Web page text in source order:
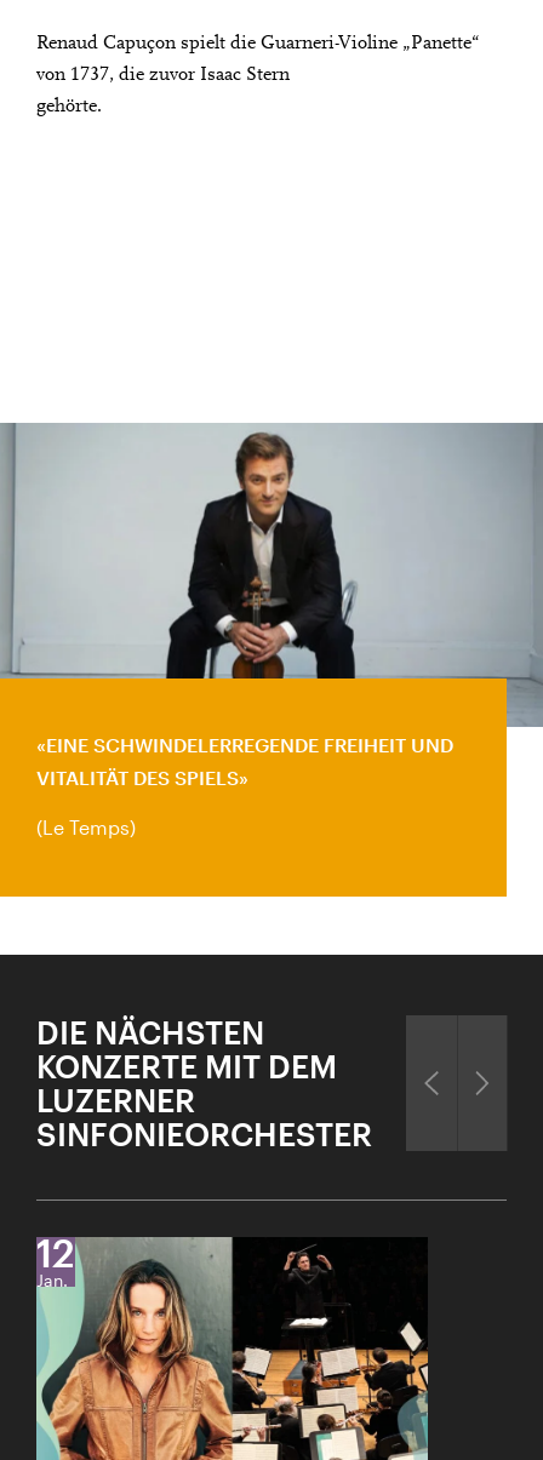
Renaud Capuçon spielt die Guarneri-Violine „Panette“
von 1737, die zuvor Isaac Stern
gehörte.
EINE SCHWINDELERREGENDE FREIHEIT UND
VITALITÄT DES SPIELS
(Le Temps)
DIE NÄCHSTEN
KONZERTE MIT DEM
LUZERNER
SINFONIEORCHESTER
12
Jan.